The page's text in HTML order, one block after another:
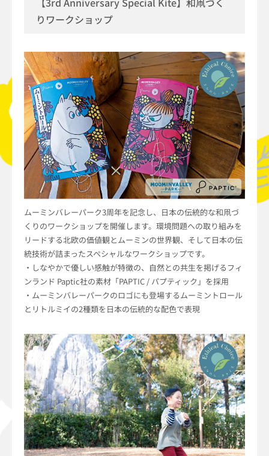
りワークショップ
ムーミンバレーパーク3周年を記念し、日本の伝統的な和凧づ
くりのワークショップを開催します。環境問題への取り組みを
リードする北欧の価値観とムーミンの世界観、そして日本の伝
統技術が詰まったスペシャルなワークショップです。
・しなやかで優しい感触が特徴の、自然との共生を掲げるフィ
ンランド Paptic社の素材「PAPTIC / パプティック」を採用
・ムーミンバレーパークのロゴにも登場するムーミントロール
とリトルミイの2種類を日本の伝統的な配色で表現